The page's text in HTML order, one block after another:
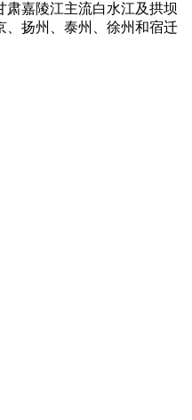
肃嘉陵江主流白水江及拱坝
、扬州、泰州、徐州和宿迁